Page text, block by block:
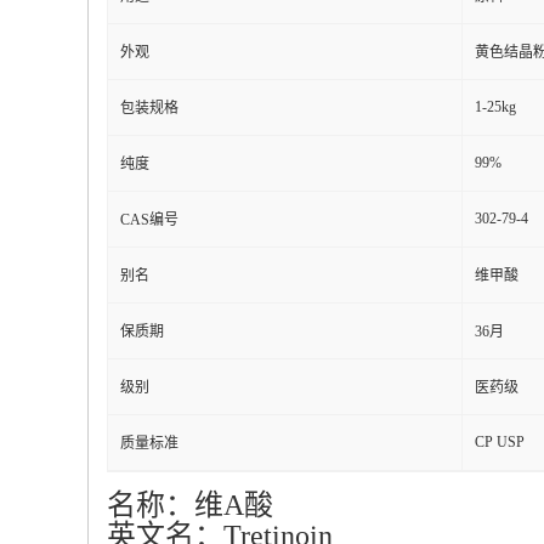
外观 黄色结晶
包装规格 1-25kg
纯度 99%
CAS编号 302-79-4
别名 维甲酸
保质期 36月
级别 医药级
质量标准 CP USP
名称：维A酸
英文名：Tretinoin